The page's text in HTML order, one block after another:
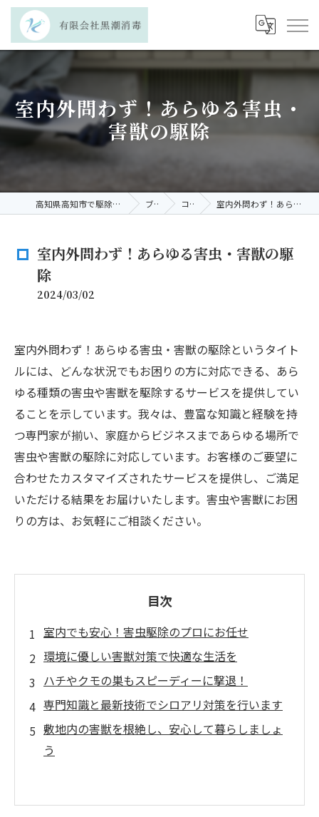
室内外問わず！あらゆる害虫・
害獣の駆除
高知県高知市で駆除なら有限会社黒潮消毒 ブログ コラム 室内外問わず！あらゆる害虫・害獣の駆除
室内外問わず！あらゆる害虫・害獣の駆
除
2024/03/02
室内外問わず！あらゆる害虫・害獣の駆除というタイト
ルには、どんな状況でもお困りの方に対応できる、あら
ゆる種類の害虫や害獣を駆除するサービスを提供してい
ることを示しています。我々は、豊富な知識と経験を持
つ専門家が揃い、家庭からビジネスまであらゆる場所で
害虫や害獣の駆除に対応しています。お客様のご要望に
合わせたカスタマイズされたサービスを提供し、ご満足
いただける結果をお届けいたします。害虫や害獣にお困
りの方は、お気軽にご相談ください。
目次
室内でも安心！害虫駆除のプロにお任せ
環境に優しい害獣対策で快適な生活を
ハチやクモの巣もスピーディーに撃退！
専門知識と最新技術でシロアリ対策を行います
敷地内の害獣を根絶し、安心して暮らしましょ
う